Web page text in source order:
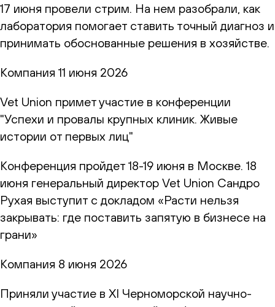
17 июня провели стрим. На нем разобрали, как
лаборатория помогает ставить точный диагноз и
принимать обоснованные решения в хозяйстве.
Компания 11 июня 2026
Vet Union примет участие в конференции
"Успехи и провалы крупных клиник. Живые
истории от первых лиц"
Конференция пройдет 18-19 июня в Москве. 18
июня генеральный директор Vet Union Сандро
Рухая выступит с докладом «Расти нельзя
закрывать: где поставить запятую в бизнесе на
грани»
Компания 8 июня 2026
Приняли участие в XI Черноморской научно-